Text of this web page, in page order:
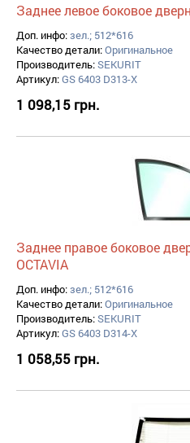
Заднее левое боковое
Доп. инфо:зел.; 512*616
Качество детали:Оригинальное
Производитель:SEKURIT
Артикул:GS 6403 D313-X
1 098,15 грн.
Заднее правое боковое
OCTAVIA
Доп. инфо:зел.; 512*616
Качество детали:Оригинальное
Производитель:SEKURIT
Артикул:GS 6403 D314-X
1 058,55 грн.